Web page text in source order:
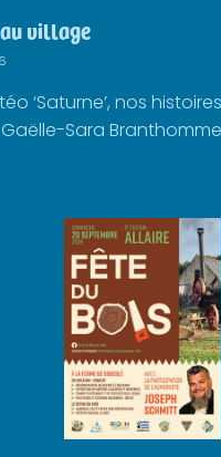
village
‘Saturne’, nos
Sara